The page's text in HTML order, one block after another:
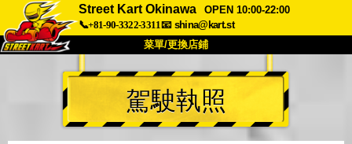
Street Kart Okinawa
OPEN 10:00-22:00
📞+81-90-3322-3311📧 shina@kart.st
菜單/更換店鋪
首頁
關於 規格 價格
駕駛執照